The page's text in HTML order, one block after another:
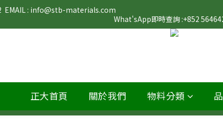
: info@stb-materials.com
What'sApp即時查詢 :+852
正大首頁 關於我們 物料分類